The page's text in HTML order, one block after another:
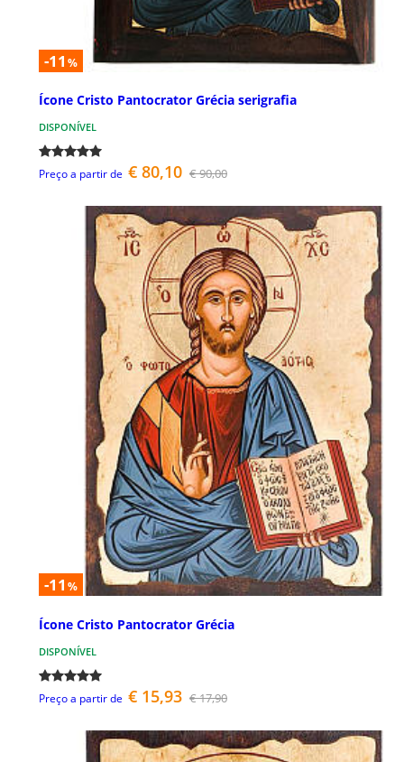
-11 %
Ícone Cristo Pantocrator Grécia serigrafia
DISPONÍVEL
Preço a partir de € 80,10 € 90,00
-11 %
Ícone Cristo Pantocrator Grécia
DISPONÍVEL
Preço a partir de € 15,93 € 17,90